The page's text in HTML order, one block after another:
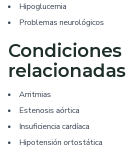
Hipoglucemia
Problemas neurológicos
Condiciones
relacionadas
Arritmias
Estenosis aórtica
Insuficiencia cardíaca
Hipotensión ortostática